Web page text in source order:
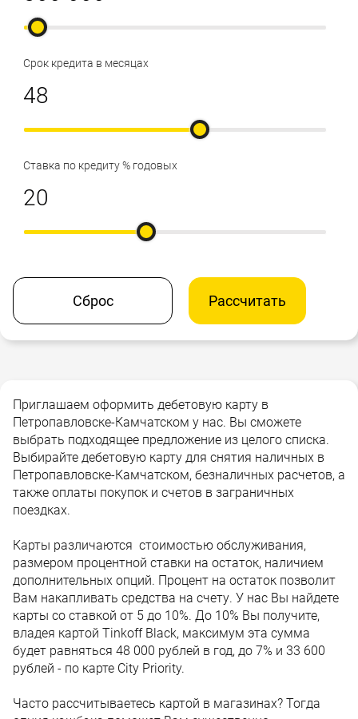
Срок кредита в месяцах
Ставка по кредиту % годовых
Сброс Рассчитать
Приглашаем оформить дебетовую карту в
Петропавловске-Камчатском у нас. Вы сможете
выбрать подходящее предложение из целого списка.
Выбирайте дебетовую карту для снятия наличных в
Петропавловске-Камчатском, безналичных расчетов, а
также оплаты покупок и счетов в заграничных
поездках.
Карты различаются стоимостью обслуживания,
размером процентной ставки на остаток, наличием
дополнительных опций. Процент на остаток позволит
Вам накапливать средства на счету. У нас Вы найдете
карты со ставкой от 5 до 10%. До 10% Вы получите,
владея картой Tinkoff Black, максимум эта сумма
будет равняться 48 000 рублей в год, до 7% и 33 600
рублей - по карте City Priority.
Часто рассчитываетесь картой в магазинах? Тогда